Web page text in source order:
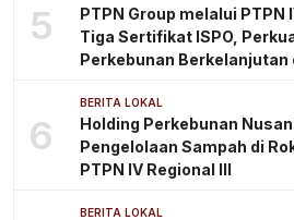
5
PTPN Group melalui PTPN
Tiga Sertifikat ISPO,
Perkebunan
6
BERITA LOKAL
Holding Perkebunan
Pengelolaan Sampah di
PTPN IV Regional III
BERITA LOKAL